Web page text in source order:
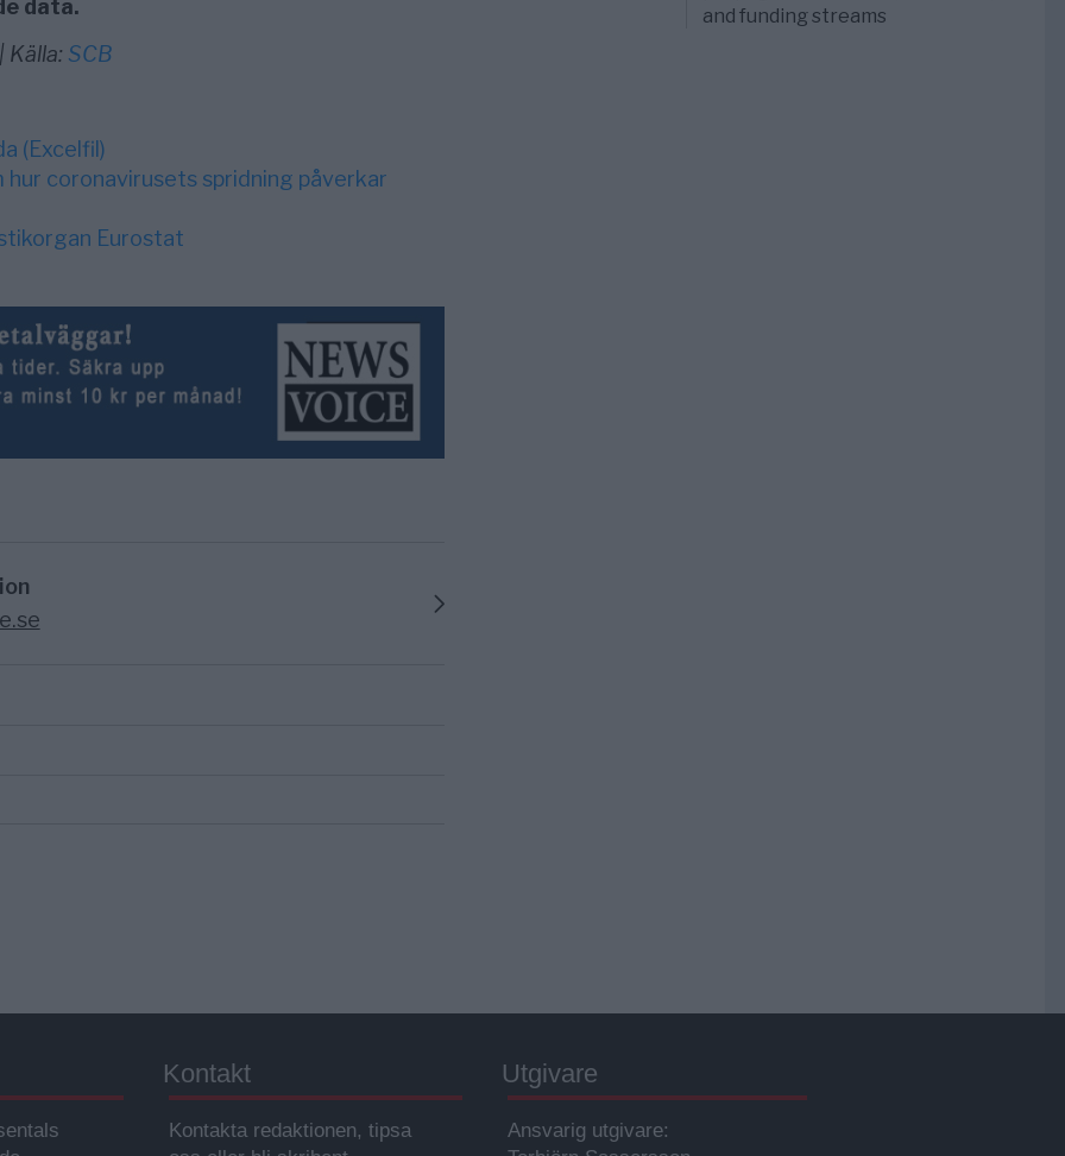
data.
Källa: SCB
(Excelfil)
hur coronavirusets spridning påverkar
Eurostat
and funding streams
Kontakt
Kontakta redaktionen, tipsa
Utgivare
Ansvarig utgivare: